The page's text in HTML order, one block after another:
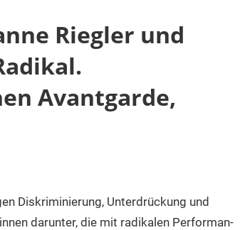
Riegler und
Avant­garde,
Diskriminierung, Unterdrückung und
darunter, die mit radikalen Performan­